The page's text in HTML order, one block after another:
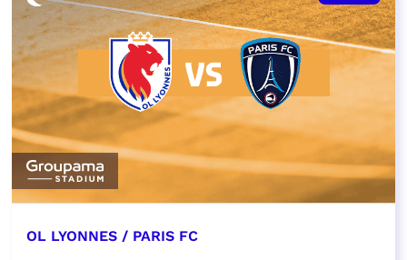
OL LYONNES / PARIS FC